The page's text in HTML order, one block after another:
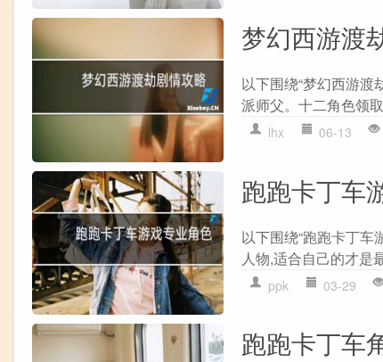
梦幻西游渡
以下围绕“梦幻西游渡
派师父。十二角色领
lhx 06-13
跑跑卡丁车
以下围绕“跑跑卡丁车
人物,适合自己的才是
ppk 03-29
跑跑卡丁车